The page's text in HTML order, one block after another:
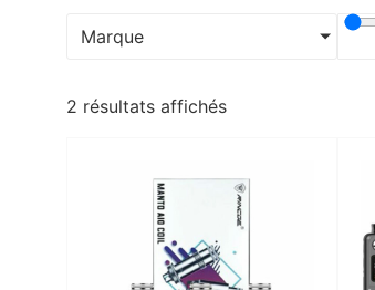
Marque
2 résultats affichés